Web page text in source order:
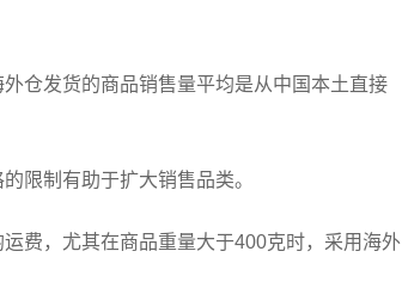
仓发货的商品销售量平均是从中国本土直接
限制有助于扩大销售品类。
费，尤其在商品重量大于400克时，采用海外